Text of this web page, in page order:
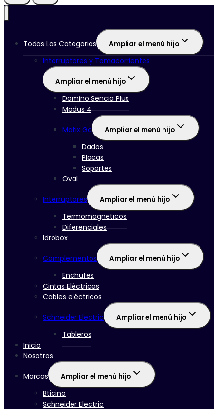
Todas Las Categorias Ampliar el menú hijo
Interruptores y Tomacorrientes
Ampliar el menú hijo
Domino Sencia Plus
Modus 4
Matix Go Ampliar el menú hijo
Dados
Placas
Soportes
Oval
Interruptores Ampliar el menú hijo
Termomagneticos
Diferenciales
Idrobox
Complementos Ampliar el menú hijo
Enchufes
Cintas Eléctricas
Cables eléctricos
Schneider Electric Ampliar el menú hijo
Tableros
Inicio
Nosotros
Marcas Ampliar el menú hijo
Bticino
Schneider Electric